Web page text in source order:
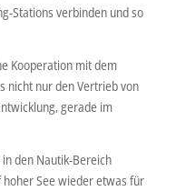
Stations verbinden und so
Kooperation mit dem
nicht nur den Vertrieb von
gerade im
den Nautik-Bereich
See wieder etwas für